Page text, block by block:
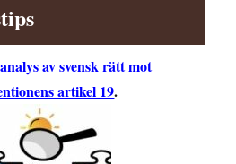
av svensk rätt mot
artikel 19.